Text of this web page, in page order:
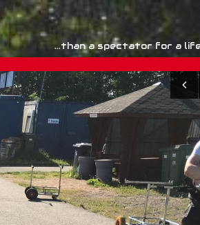
...than a spectator for a